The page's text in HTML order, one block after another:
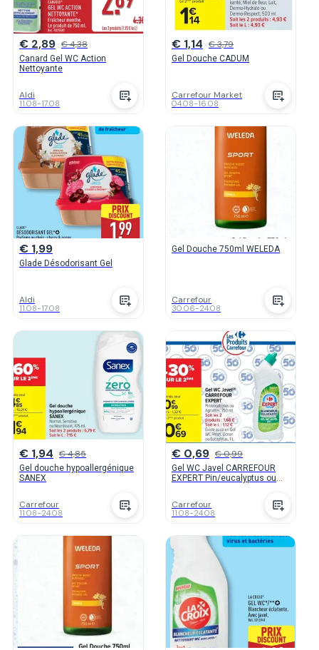
€ 2,89 € 4,38
Canard Gel WC Action
Nettoyante
Aldi
11.08-17.08
€ 1,14 € 3,79
Gel Douche CADUM
Carrefour Market
04.08-16.08
€ 1,99
Glade Désodorisant Gel
Aldi
11.08-17.08
Gel Douche 750ml WELEDA
Carrefour
30.06-24.08
€ 1,94 € 4,85
Gel douche hypoallergénique
SANEX
Carrefour
11.08-24.08
€ 0,69 € 0,99
Gel WC Javel CARREFOUR
EXPERT Pin/eucalyptus ou
Carrefour
11.08-24.08